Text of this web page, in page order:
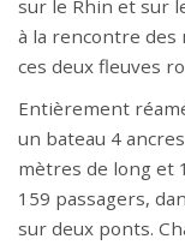
sur le Rhin et sur
à la rencontre
ces deux fleuves
Entièrement
un bateau 4
mètres de long et
159 passagers,
sur deux ponts.